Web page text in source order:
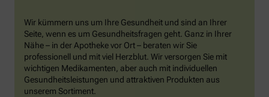
Wir kümmern uns um Ihre Gesundheit und sind an Ihrer
Seite, wenn es um Gesundheitsfragen geht. Ganz in Ihrer
Nähe – in der Apotheke vor Ort – beraten wir Sie
professionell und mit viel Herzblut. Wir versorgen Sie mit
wichtigen Medikamenten, aber auch mit individuellen
Gesundheitsleistungen und attraktiven Produkten aus
unserem Sortiment.